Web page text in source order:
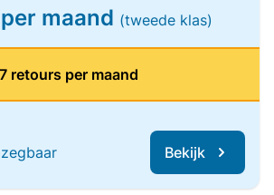
maand (tweede klas)
retours per maand
Bekijk